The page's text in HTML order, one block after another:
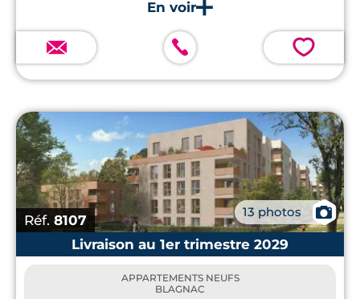
💗
Réf. 8107 13 photos
📷
Livraison au 1er trimestre 2029
APPARTEMENTS NEUFS
BLAGNAC